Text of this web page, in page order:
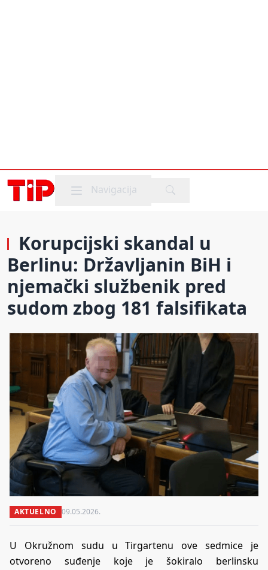
Mobile menu
Navigacija
Korupcijski skandal u
Berlinu: Državljanin BiH i
njemački službenik pred
sudom zbog 181 falsifikata
AKTUELNO 09.05.2026.
U Okružnom sudu u Tirgartenu ove sedmice je
otvoreno suđenje koje je šokiralo berlinsku